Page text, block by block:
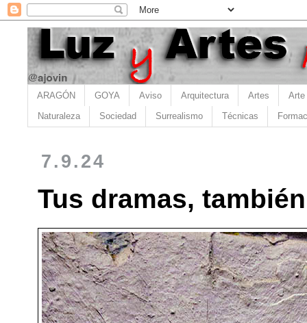
ARAGÓN GOYA Aviso Arquitectura Artes Arte
Naturaleza Sociedad Surrealismo Técnicas
7.9.24
Tus dramas,